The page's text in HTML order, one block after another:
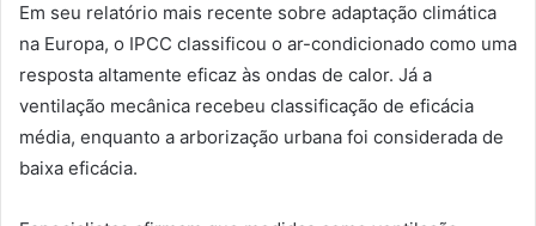
Em seu relatório mais recente sobre adaptação climática
na Europa, o IPCC classificou o ar-condicionado como uma
resposta altamente eficaz às ondas de calor. Já a
ventilação mecânica recebeu classificação de eficácia
média, enquanto a arborização urbana foi considerada de
baixa eficácia.